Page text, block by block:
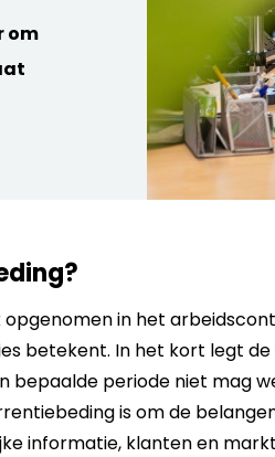
om
in het
betekent. In het kort legt
bepaalde periode niet mag
is om de
informatie, klanten en